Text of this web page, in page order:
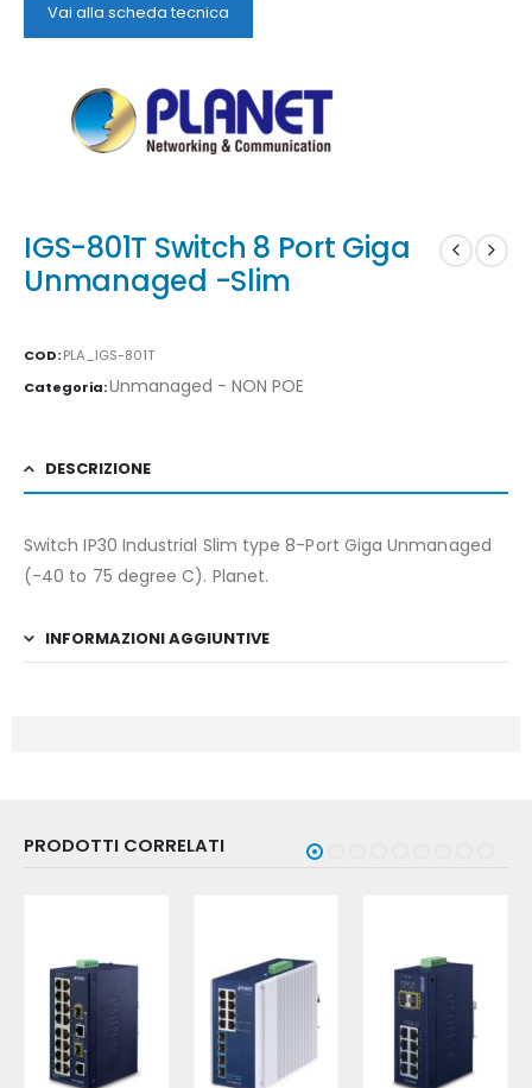
Vai alla scheda tecnica
IGS-801T Switch 8 Port Giga
Unmanaged -Slim
COD:PLA_IGS-801T
Categoria:Unmanaged - NON POE
DESCRIZIONE
Switch IP30 Industrial Slim type 8-Port Giga Unmanaged
(-40 to 75 degree C). Planet.
INFORMAZIONI AGGIUNTIVE
PRODOTTI CORRELATI